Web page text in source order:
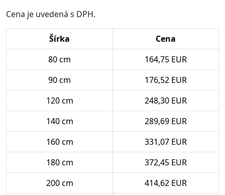
Cena je uvedená s DPH.
Šírka
Cena
80 cm
164,75 EUR
90 cm
176,52 EUR
120 cm
248,30 EUR
140 cm
289,69 EUR
160 cm
331,07 EUR
180 cm
372,45 EUR
200 cm
414,62 EUR